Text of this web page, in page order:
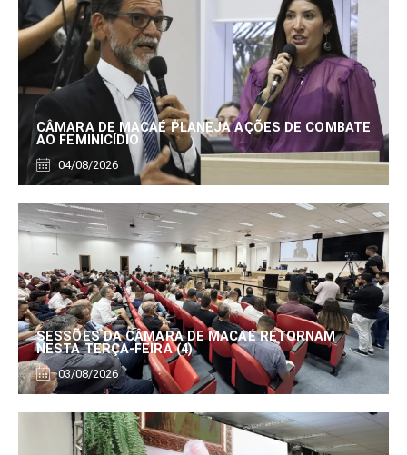
CÂMARA DE MACAÉ PLANEJA AÇÕES DE COMBATE
AO FEMINICÍDIO
04/08/2026
SESSÕES DA CÂMARA DE MACAÉ RETORNAM
NESTA TERÇA-FEIRA (4)
03/08/2026